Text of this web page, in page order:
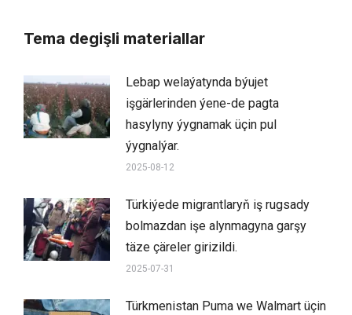
Tema degişli materiallar
Lebap welaýatynda býujet
işgärlerinden ýene-de pagta
hasylyny ýygnamak üçin pul
ýygnalýar.
2025-08-12
Türkiýede migrantlaryň iş rugsady
bolmazdan işe alynmagyna garşy
täze çäreler girizildi.
2025-07-31
Türkmenistan Puma we Walmart üçin